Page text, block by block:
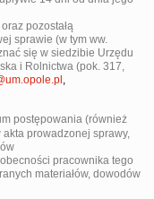
pozostałą
sprawie (w tym ww.
się w siedzibie Urzędu
i Rolnictwa (pok. 317,
,
postępowania (również
prowadzonej sprawy,
pracownika tego
materiałów, dowodów